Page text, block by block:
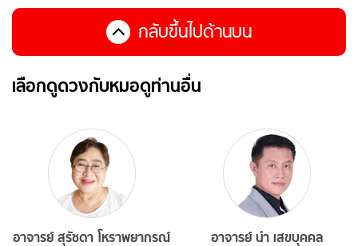
กลับขึ้นไปด้านบน
เลือกดูดวงกับหมอดูท่านอื่น
อาจารย์ สุรัชดา โหราพยากรณ์ อาจารย์ นำ เสขบุคคล